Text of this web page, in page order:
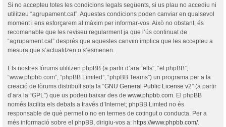
Si no accepteu totes les condicions legals següents, si us plau no accediu ni
utilitzeu “agrupament.cat”. Aquestes condicions poden canviar en qualsevol
moment i ens esforçarem al màxim per informar-vos. Això no obstant, és
recomanable que les reviseu regularment ja que l’ús continuat de
“agrupament.cat” després que aquestes canvïin implica que les accepteu a
mesura que s’actualitzen o s’esmenen.
Els nostres fòrums utilitzen phpBB (a partir d’ara “ells”, “el phpBB”,
“www.phpbb.com”, “phpBB Limited”, “phpBB Teams”) un programa per a la
creació de fòrums distribuït sota la “GNU General Public License v2” (a partir
d’ara la “GPL”) que us podeu baixar des de www.phpbb.com . El phpBB
només facilita els debats a través d’Internet; phpBB Limted no és
responsable de què permet o no en termes de cotingut o conducta. Per a
més informació sobre el phpBB, dirigiu-vos a: https://www.phpbb.com/.